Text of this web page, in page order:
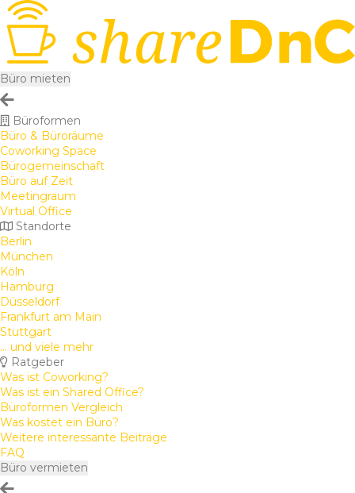
Büro mieten
Büroformen
Büro & Büroräume
Coworking Space
Bürogemeinschaft
Büro auf Zeit
Meetingraum
Virtual Office
Standorte
Berlin
München
Köln
Hamburg
Düsseldorf
Frankfurt am Main
Stuttgart
... und viele mehr
Ratgeber
Was ist Coworking?
Was ist ein Shared Office?
Büroformen Vergleich
Was kostet ein Büro?
Weitere interessante Beiträge
FAQ
Büro vermieten